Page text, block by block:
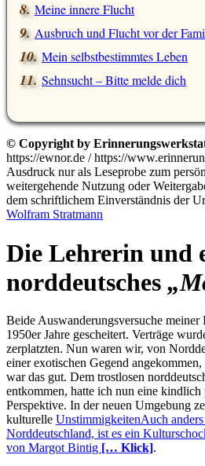
Meine innere Flucht
Ausbruch und Flucht vor der
Mein selbstbestimmtes Leben
Sehnsucht – Bitte melde dich
© Copyright by
https://ewnor.de / https://
Ausdruck nur als Leseprobe zum
weitergehende Nutzung oder
dem schriftlichem Einverständnis der
Wolfram Stratmann
Die Lehrerin und
norddeutsches
Beide Auswanderungsversuche
1950er Jahre gescheitert. Verträge
zerplatzten. Nun waren wir, von
einer exotischen Gegend
war das gut. Dem trostlosen
entkommen, hatte ich nun eine
Perspektive. In der neuen Umgebung
kulturelle UnstimmigkeitenAuch
Norddeutschland, ist es ein
von Margot Bintig [… Klick].